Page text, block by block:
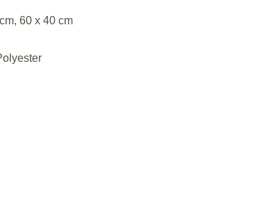
60 x 40 cm